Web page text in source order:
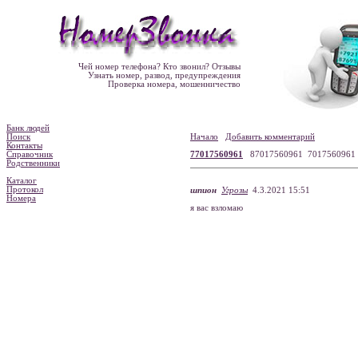
Чей номер телефона? Кто звонил? Отзывы
Узнать номер, развод, предупреждения
Проверка номера, мошенничество
Банк людей
Поиск
Контакты
Справочник
Родственники
Каталог
Протокол
Номера
Начало
Добавить комментарий
77017560961
87017560961
шпион Угрозы 4.3.2021 15:51
я вас взломаю